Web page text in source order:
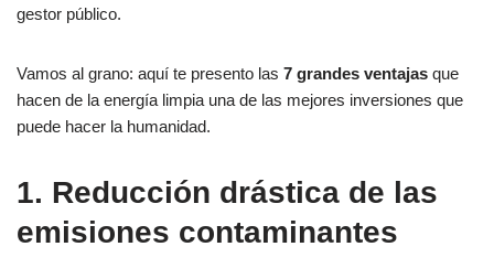
gestor público.
Vamos al grano: aquí te presento las 7 grandes ventajas que
hacen de la energía limpia una de las mejores inversiones que
puede hacer la humanidad.
1. Reducción drástica de las
emisiones contaminantes